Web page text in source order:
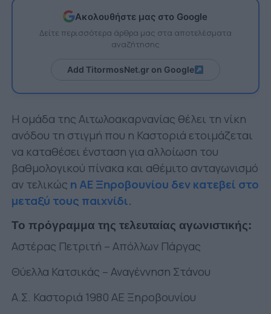
Ακολουθήστε μας στο Google
Δείτε περισσότερα άρθρα μας στα αποτελέσματα
αναζήτησης
Add TitormosNet.gr on Google
Η ομάδα της Αιτωλοακαρνανίας θέλει τη νίκη
ανόδου τη στιγμή που η Καστοριά ετοιμάζεται
να καταθέσει ένσταση για αλλοίωση του
βαθμολογικού πίνακα και αθέμιτο ανταγωνισμό
αν τελικώς η ΑΕ Ξηροβουνίου δεν κατεβεί στο
μεταξύ τους παιχνίδι.
Το πρόγραμμα της τελευταίας αγωνιστικής:
Αστέρας Πετριτή – Απόλλων Πάργας
Θύελλα Κατσικάς – Αναγέννηση Στάνου
Α.Σ. Καστοριά 1980 ΑΕ Ξηροβουνίου